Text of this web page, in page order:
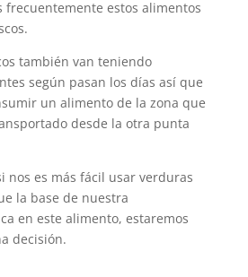
frecuentemente estos alimentos
también van teniendo
según pasan los días así que
un alimento de la zona que
desde la otra punta
nos es más fácil usar verduras
la base de nuestra
en este alimento, estaremos
decisión.